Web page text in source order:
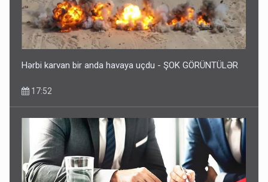
Hərbi karvan bir anda havaya uçdu - ŞOK GÖRÜNTÜLƏR
17:52